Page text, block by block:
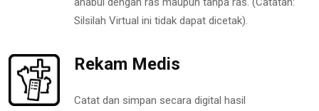
Silsilah Virtual ini tidak dapat dicetak).
Rekam Medis
Catat dan simpan secara digital hasil